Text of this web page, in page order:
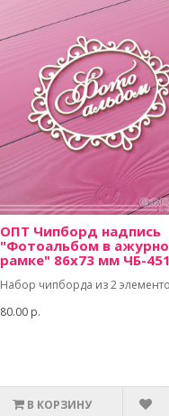
ОПТ Чипборд надпись
"Фотоальбом в
рамке" 86х73 мм ЧБ-
Набор чипборда из 2
80.00 р.
В КОРЗИНУ